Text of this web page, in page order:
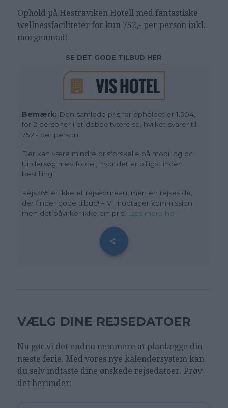
Ophold på Hestraviken Hotell med fantastiske
wellnessfaciliteter for kun 752,- per person inkl.
morgenmad!
SE DET GODE TILBUD HER
Bemærk: Den samlede pris for opholdet er 1.504,-
for 2 personer i et dobbeltværelse, hvilket svarer til
752,- per person.
Der kan være mindre prisforskelle på mobil og pc.
Undersøg med fordel, hvor det er billigst inden
bestilling.
Rejs365 er ikke et rejsebureau, men en rejseside,
der finder gode tilbud! – Vi modtager kommission,
men det påvirker ikke din pris! Læs mere her
VÆLG DINE REJSEDATOER
Nu gør vi det endnu nemmere at planlægge din
næste ferie. Med vores nye kalendersystem kan
du selv indtaste dine ønskede rejsedatoer. Prøv
det herunder: